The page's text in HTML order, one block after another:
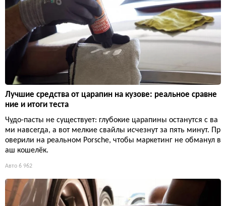
Лучшие средства от царапин на кузове: реальное сравне
ние и итоги теста
Чудо-пасты не существует: глубокие царапины останутся с ва
ми навсегда, а вот мелкие свайлы исчезнут за пять минут. Пр
оверили на реальном Porsche, чтобы маркетинг не обманул в
аш кошелёк.
Авто 6 962